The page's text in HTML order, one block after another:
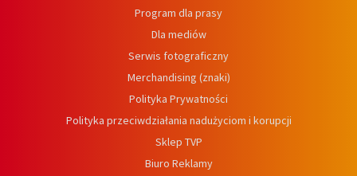
Program dla prasy
Dla mediów
Serwis fotograficzny
Merchandising (znaki)
Polityka Prywatności
Polityka przeciwdziałania nadużyciom i korupcji
Sklep TVP
Biuro Reklamy